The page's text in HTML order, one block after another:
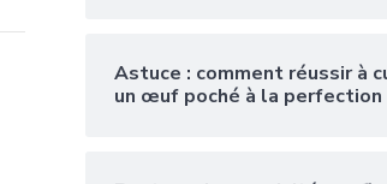
Astuce : comment réussir à
un œuf poché à la perfection